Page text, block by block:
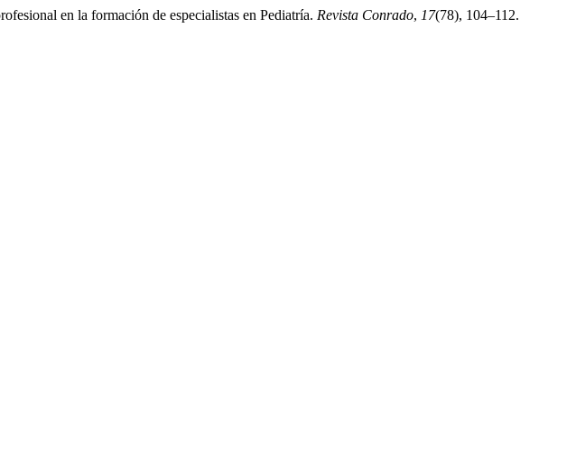
en la formación de especialistas en Pediatría. Revista Conrado, 17(78), 104–112.